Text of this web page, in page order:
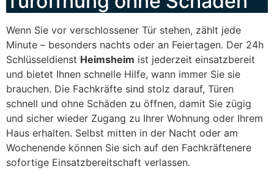
Wenn Sie vor verschlossener Tür stehen, zählt jede
Minute – besonders nachts oder an Feiertagen. Der 24h
Schlüsseldienst Heimsheim ist jederzeit einsatzbereit
und bietet Ihnen schnelle Hilfe, wann immer Sie sie
brauchen. Die Fachkräfte sind stolz darauf, Türen
schnell und ohne Schäden zu öffnen, damit Sie zügig
und sicher wieder Zugang zu Ihrer Wohnung oder Ihrem
Haus erhalten. Selbst mitten in der Nacht oder am
Wochenende können Sie sich auf den Fachkräftenere
sofortige Einsatzbereitschaft verlassen.